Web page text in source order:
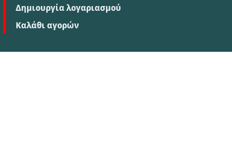
Δημιουργία λογαριασμού
Καλάθι αγορών